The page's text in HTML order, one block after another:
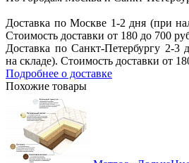
Доставка по Москве 1-2 дня (при
Стоимость доставки от 180 до 700
Доставка по Санкт-Петербургу 2-3
на складе). Стоимость доставки от
Подробнее о доставке
Похожие товары